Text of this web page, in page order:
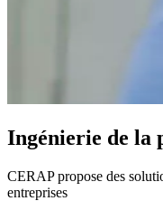
Ingénierie de la
CERAP propose des
entreprises